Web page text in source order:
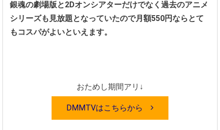
銀魂の劇場版と2Dオンシアターだけでなく過去のアニメ
シリーズも見放題となっていたので月額550円ならとて
もコスパがよいといえます。
おためし期間アリ↓
DMMTVはこちらから